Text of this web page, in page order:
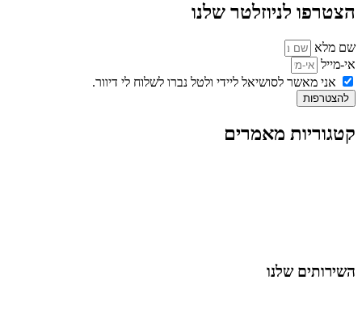
הצטרפו לניוזלטר שלנו
שם מלא
אי-מייל
אני מאשר לסושיאל ליידי ולטל נברו לשלוח לי דיוור.
להצטרפות
קטגוריות מאמרים
השירותים שלנו